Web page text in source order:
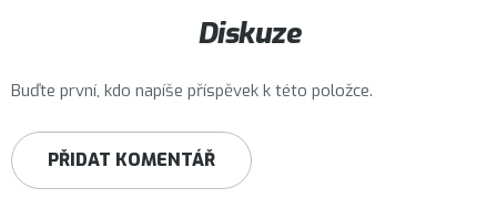
Diskuze
Buďte první, kdo napíše příspěvek k této položce.
PŘIDAT KOMENTÁŘ